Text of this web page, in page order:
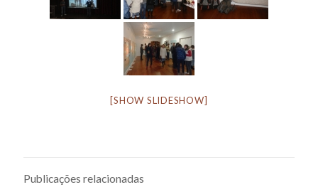
[SHOW SLIDESHOW]
Publicações relacionadas